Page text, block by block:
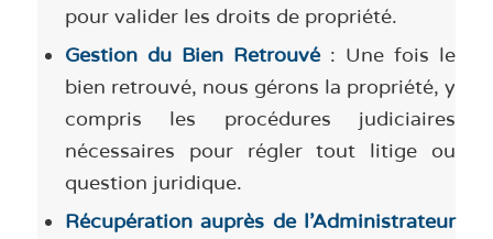
pour valider les droits de propriété.
Gestion du Bien Retrouvé: Une fois le
bien retrouvé, nous gérons la propriété, y
compris les procédures judiciaires
nécessaires pour régler tout litige ou
question juridique.
Récupération auprès de l’Administrateur